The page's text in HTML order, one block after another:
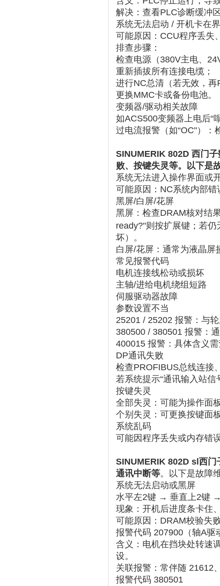
解决：查看PLC诊断缓冲
系统无法启动 / 开机卡在
可能原因：CCU程序丢失
排查步骤：
检查电源（380V主电、
重新插拔所有连接电缆；
进行NC总清（若无效，再
更换MMC卡或备份电池‌。
变频器/驱动相关故障
如ACS500变频器上电后“
过电流报警（如“OC"）：
SINUMERIK 802D 西门
败、按键失灵等。以下是
系统无法进入操作界面或
可能原因：NC系统内部
黑屏/白屏/花屏
黑屏：检查DRAM核对结
ready?"则按扩展键；若
坏）‌。
白屏/花屏：通常为液晶屏
常见报警代码
电机连接线松动或损坏
主轴/进给电机绕组短路
伺服驱动器故障
参数设置不当‌
25201 / 25202 报警 ：与
380500 / 380501 报警 ：
400015 报警 ：具体含义
DP通讯失败
检查PROFIBUS总线连接
若系统提示“通讯输入站
按键失灵
全部失灵：可能为操作面
个别失灵：可更换按键面
系统乱码
可能因程序丢失或内存错
SINUMERIK 802D sl西门
通讯中断等。以下是故障
系统无法启动或黑屏
水平左2键 → 垂直上2键 →
现象 ：开机后进度条卡住
可能原因 ：DRAM校验失
报警代码 207900（轴A驱
含义 ：电机在挡块处转速
设。
关联报警 ：常伴随 21612
报警代码 380501